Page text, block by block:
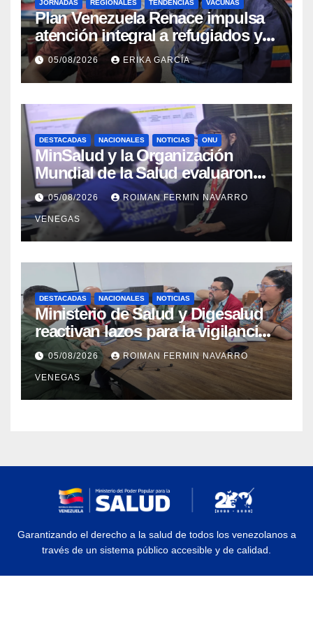
JORNADAS REGIONALES TENDENCIAS VACUNAS
​Plan Venezuela Renace impulsa
atención integral a refugiados y
evaluación de vacunación en
Aragua
05/08/2026 ERIKA GARCÍA
DESTACADAS NACIONALES NOTICIAS ONU
MinSalud y la Organización
Mundial de la Salud evaluaron
propuesta técnica integral en
materia de agua saneamiento e
higiene ante contingencia
sísmica
05/08/2026 ROIMAN FERMIN NAVARRO
VENEGAS
DESTACADAS NACIONALES NOTICIAS
Ministerio de Salud y Digesalud
reactivan lazos para la vigilancia
epidemiológica y el control de
enfermedades
05/08/2026 ROIMAN FERMIN NAVARRO
VENEGAS
Garantizando el derecho a la salud de todos los venezolanos a
través de un sistema público accesible y de calidad.